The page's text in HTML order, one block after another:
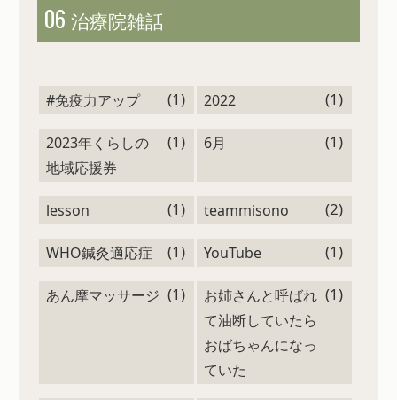
06 治療院雑話
#免疫力アップ (1) 2022 (1)
2023年くらしの
地域応援券
(1) 6月 (1)
lesson (1) teammisono (2)
WHO鍼灸適応症 (1) YouTube (1)
あん摩マッサージ (1)
お姉さんと呼ばれ
て油断していたら
おばちゃんになっ
ていた
(1)